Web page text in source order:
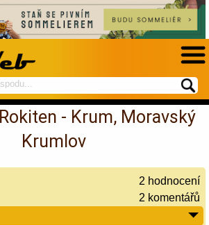
- Krum, Moravský
Krumlov
2 hodnocení
2 komentářů